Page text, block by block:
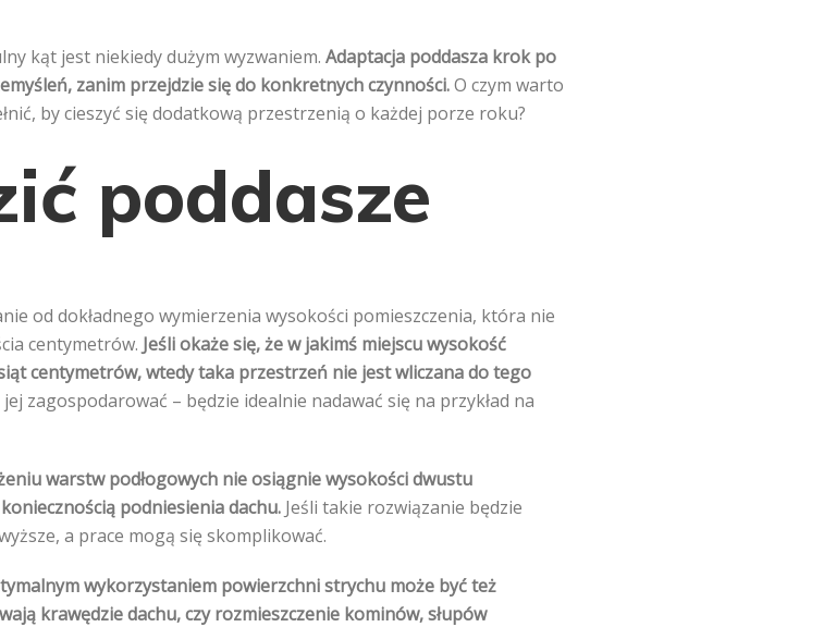
kąt jest niekiedy dużym wyzwaniem. Adaptacja poddasza krok po
zanim przejdzie się do konkretnych czynności.O czym warto
by cieszyć się dodatkową przestrzenią o każdej porze roku?
poddasze
od dokładnego wymierzenia wysokości pomieszczenia, która nie
centymetrów. Jeśli okaże się, że w jakimś miejscu wysokość
centymetrów, wtedy taka przestrzeń nie jest wliczana do tego
zagospodarować – będzie idealnie nadawać się na przykład na
warstw podłogowych nie osiągnie wysokości dwustu
podniesienia dachu. Jeśli takie rozwiązanie będzie
a prace mogą się skomplikować.
wykorzystaniem powierzchni strychu może być też
krawędzie dachu, czy rozmieszczenie kominów, słupów